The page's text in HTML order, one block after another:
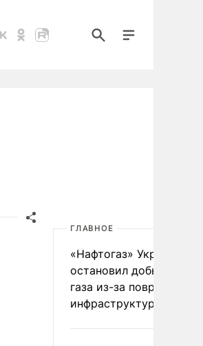
ГЛАВНОЕ
«Нафтогаз» Украины
остановил добычу
газа из-за повреждения
инфраструктуры